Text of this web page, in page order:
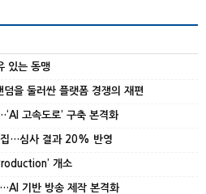
있는 동맹
을 둘러싼 플랫폼 경쟁의 재편
고속도로’ 구축 본격화
집…심사 결과 20% 반영
개소
기반 방송 제작 본격화